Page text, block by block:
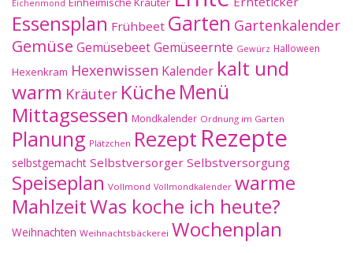
Eichenmond
Essensplan Frühbeet Garten Gartenkalender
Gemüse GemüsebeetGemüseernte Gewürz Halloween
Hexenkram Hexenwissen Kalender kalt und
warm Kräuter Küche Menü
Mittagsessen Mondkalender Ordnung im Garten
Planung Plätzchen Rezept Rezepte
selbstgemacht Selbstversorger Selbstversorgung
Speiseplan Vollmond Vollmondkalender warme
MahlzeitWas koche ich heute?
Weihnachten Weihnachtsbäckerei Wochenplan